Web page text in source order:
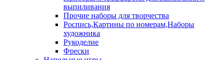
выпиливания
Прочие наборы для творчества
Роспись,Картины по номерам,Наборы
художника
Рукоделие
Фрески